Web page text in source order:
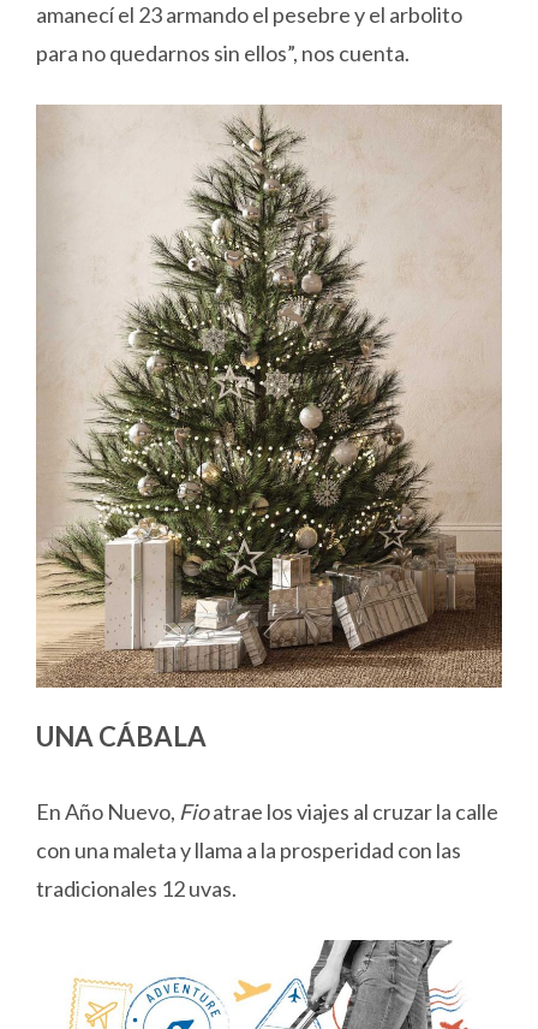
amanecí el 23 armando el pesebre y el arbolito
para no quedarnos sin ellos”, nos cuenta.
UNA CÁBALA
En Año Nuevo, Fioatrae los viajes al cruzar la calle
con una maleta y llama a la prosperidad con las
tradicionales 12 uvas.